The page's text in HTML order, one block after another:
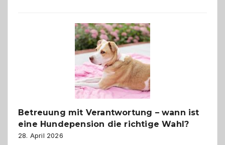
Betreuung mit Verantwortung – wann ist
eine Hundepension die richtige Wahl?
28. April 2026